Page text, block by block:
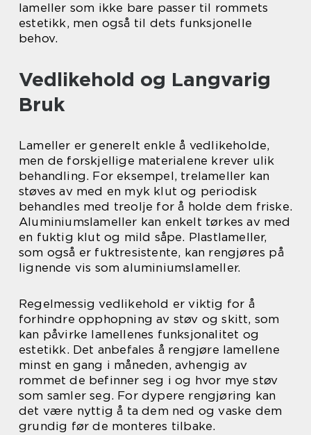
lameller som ikke bare passer til rommets
estetikk, men også til dets funksjonelle
behov.
Vedlikehold og Langvarig
Bruk
Lameller er generelt enkle å vedlikeholde,
men de forskjellige materialene krever ulik
behandling. For eksempel, trelameller kan
støves av med en myk klut og periodisk
behandles med treolje for å holde dem friske.
Aluminiumslameller kan enkelt tørkes av med
en fuktig klut og mild såpe. Plastlameller,
som også er fuktresistente, kan rengjøres på
lignende vis som aluminiumslameller.
Regelmessig vedlikehold er viktig for å
forhindre opphopning av støv og skitt, som
kan påvirke lamellenes funksjonalitet og
estetikk. Det anbefales å rengjøre lamellene
minst en gang i måneden, avhengig av
rommet de befinner seg i og hvor mye støv
som samler seg. For dypere rengjøring kan
det være nyttig å ta dem ned og vaske dem
grundig før de monteres tilbake.